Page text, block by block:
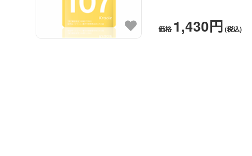
価格 1,430円 (税込)